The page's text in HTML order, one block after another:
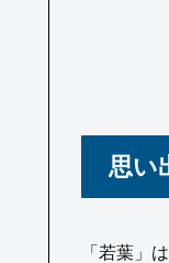
思い
「若葉」